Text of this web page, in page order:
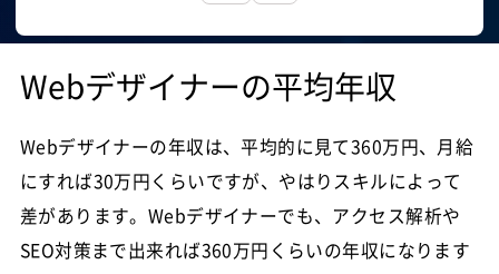
Webデザイナーの平均年収
Webデザイナーの年収は、平均的に見て360万円、月給
にすれば30万円くらいですが、やはりスキルによって
差があります。Webデザイナーでも、アクセス解析や
SEO対策まで出来れば360万円くらいの年収になります